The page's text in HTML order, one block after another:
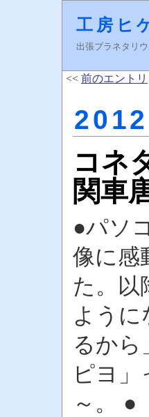
工房ヒ
出張プラネタリ
<< 前のエントリ
コネ
関車
●パソ
像に感
た。以
よう
るから
ピヨ
～。 ●